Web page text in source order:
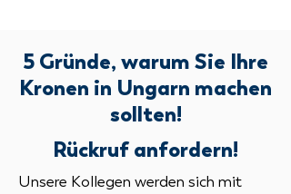
5 Gründe, warum Sie Ihre
Kronen in Ungarn machen
sollten!
Rückruf anfordern!
Unsere Kollegen werden sich mit